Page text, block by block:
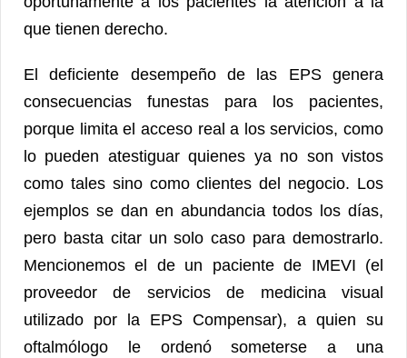
que tienen derecho.
El deficiente desempeño de las EPS genera
consecuencias funestas para los pacientes,
porque limita el acceso real a los servicios, como
lo pueden atestiguar quienes ya no son vistos
como tales sino como clientes del negocio. Los
ejemplos se dan en abundancia todos los días,
pero basta citar un solo caso para demostrarlo.
Mencionemos el de un paciente de IMEVI (el
proveedor de servicios de medicina visual
utilizado por la EPS Compensar), a quien su
oftalmólogo le ordenó someterse a una